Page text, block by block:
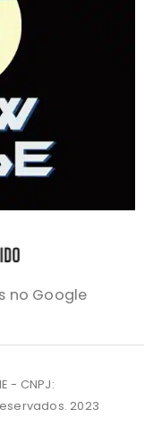
no Google
- CNPJ:
2023